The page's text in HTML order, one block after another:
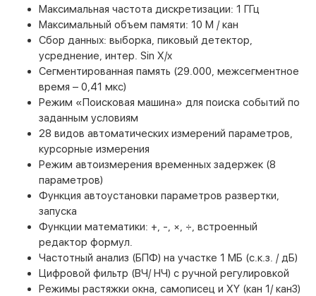
Максимальная частота дискретизации: 1 ГГц
Максимальный объем памяти: 10 М / кан
Сбор данных: выборка, пиковый детектор,
усреднение, интер. Sin X/x
Сегментированная память (29.000, межсегментное
время – 0,41 мкс)
Режим «Поисковая машина» для поиска событий по
заданным условиям
28 видов автоматических измерений параметров,
курсорные измерения
Режим автоизмерения временных задержек (8
параметров)
Функция автоустановки параметров развертки,
запуска
Функции математики: +, -, ×, ÷, встроенный
редактор формул.
Частотный анализ (БПФ) на участке 1 МБ (с.к.з. / дБ)
Цифровой фильтр (ВЧ/ НЧ) с ручной регулировкой
Режимы растяжки окна, самописец и XY (кан 1/ кан3)